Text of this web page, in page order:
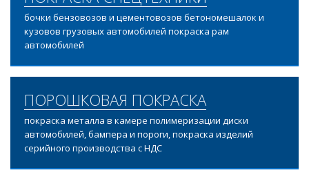
бочки бензовозов и цементовозов бетономешалок и
кузовов грузовых автомобилей покраска рам
автомобилей
ПОРОШКОВАЯ ПОКРАСКА
покраска металла в камере полимеризации диски
автомобилей, бампера и пороги, покраска изделий
серийного производства с НДС